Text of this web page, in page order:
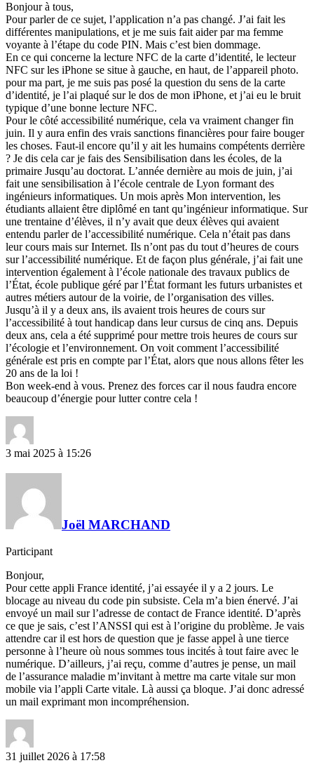
Bonjour à tous,
Pour parler de ce sujet, l’application n’a pas changé. J’ai fait les
différentes manipulations, et je me suis fait aider par ma femme
voyante à l’étape du code PIN. Mais c’est bien dommage.
En ce qui concerne la lecture NFC de la carte d’identité, le lecteur
NFC sur les iPhone se situe à gauche, en haut, de l’appareil photo.
pour ma part, je me suis pas posé la question du sens de la carte
d’identité, je l’ai plaqué sur le dos de mon iPhone, et j’ai eu le bruit
typique d’une bonne lecture NFC.
Pour le côté accessibilité numérique, cela va vraiment changer fin
juin. Il y aura enfin des vrais sanctions financières pour faire bouger
les choses. Faut-il encore qu’il y ait les humains compétents derrière
? Je dis cela car je fais des Sensibilisation dans les écoles, de la
primaire Jusqu’au doctorat. L’année dernière au mois de juin, j’ai
fait une sensibilisation à l’école centrale de Lyon formant des
ingénieurs informatiques. Un mois après Mon intervention, les
étudiants allaient être diplômé en tant qu’ingénieur informatique. Sur
une trentaine d’élèves, il n’y avait que deux élèves qui avaient
entendu parler de l’accessibilité numérique. Cela n’était pas dans
leur cours mais sur Internet. Ils n’ont pas du tout d’heures de cours
sur l’accessibilité numérique. Et de façon plus générale, j’ai fait une
intervention également à l’école nationale des travaux publics de
l’État, école publique géré par l’État formant les futurs urbanistes et
autres métiers autour de la voirie, de l’organisation des villes.
Jusqu’à il y a deux ans, ils avaient trois heures de cours sur
l’accessibilité à tout handicap dans leur cursus de cinq ans. Depuis
deux ans, cela a été supprimé pour mettre trois heures de cours sur
l’écologie et l’environnement. On voit comment l’accessibilité
générale est pris en compte par l’État, alors que nous allons fêter les
20 ans de la loi !
Bon week-end à vous. Prenez des forces car il nous faudra encore
beaucoup d’énergie pour lutter contre cela !
3 mai 2025 à 15:26
Joël MARCHAND
Participant
Bonjour,
Pour cette appli France identité, j’ai essayée il y a 2 jours. Le
blocage au niveau du code pin subsiste. Cela m’a bien énervé. J’ai
envoyé un mail sur l’adresse de contact de France identité. D’après
ce que je sais, c’est l’ANSSI qui est à l’origine du problème. Je vais
attendre car il est hors de question que je fasse appel à une tierce
personne à l’heure où nous sommes tous incités à tout faire avec le
numérique. D’ailleurs, j’ai reçu, comme d’autres je pense, un mail
de l’assurance maladie m’invitant à mettre ma carte vitale sur mon
mobile via l’appli Carte vitale. Là aussi ça bloque. J’ai donc adressé
un mail exprimant mon incompréhension.
31 juillet 2026 à 17:58